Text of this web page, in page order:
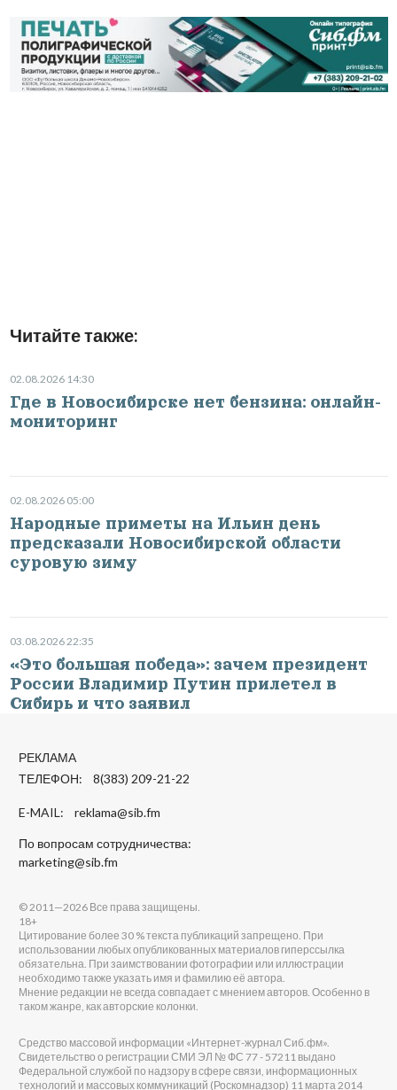
Читайте также:
02.08.2026 14:30
Где в Новосибирске нет бензина: онлайн-
мониторинг
02.08.2026 05:00
Народные приметы на Ильин день
предсказали Новосибирской области
суровую зиму
03.08.2026 22:35
«Это большая победа»: зачем президент
России Владимир Путин прилетел в
Сибирь и что заявил
РЕКЛАМА
ТЕЛЕФОН: 8(383) 209-21-22
E-MAIL: reklama@sib.fm
По вопросам сотрудничества:
marketing@sib.fm
© 2011—2026 Все права защищены.
18+
Цитирование более 30 % текста публикаций запрещено. При
использовании любых опубликованных материалов гиперссылка
обязательна. При заимствовании фотографии или иллюстрации
необходимо также указать имя и фамилию её автора.
Мнение редакции не всегда совпадает с мнением авторов. Особенно в
таком жанре, как авторские колонки.
Средство массовой информации «Интернет-журнал Сиб.фм».
Свидетельство о регистрации СМИ ЭЛ № ФС 77 - 57211 выдано
Федеральной службой по надзору в сфере связи, информационных
технологий и массовых коммуникаций (Роскомнадзор) 11 марта 2014